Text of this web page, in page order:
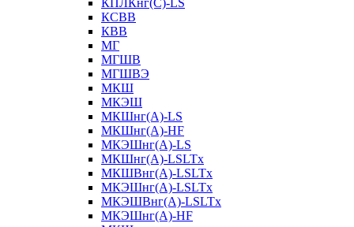
КПЛКнг(C)-LS
КСВВ
КВВ
МГ
МГШВ
МГШВЭ
МКШ
МКЭШ
МКШнг(А)-LS
МКШнг(А)-HF
МКЭШнг(А)-LS
МКШнг(А)-LSLTx
МКШВнг(A)-LSLTx
МКЭШнг(А)-LSLTx
МКЭШВнг(A)-LSLTx
МКЭШнг(А)-HF